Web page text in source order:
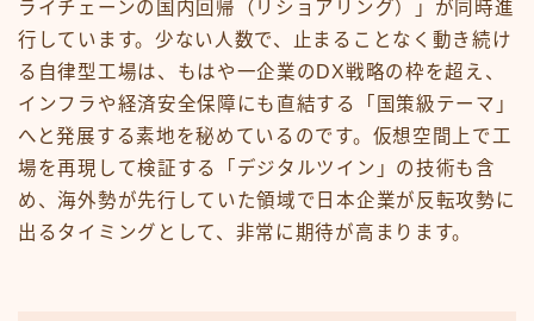
ライチェーンの国内回帰（リショアリング）」が同時進
行しています。少ない人数で、止まることなく動き続け
る自律型工場は、もはや一企業のDX戦略の枠を超え、
インフラや経済安全保障にも直結する「国策級テーマ」
へと発展する素地を秘めているのです。仮想空間上で工
場を再現して検証する「デジタルツイン」の技術も含
め、海外勢が先行していた領域で日本企業が反転攻勢に
出るタイミングとして、非常に期待が高まります。